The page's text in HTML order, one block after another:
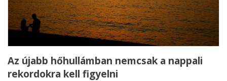
Az újabb hőhullámban nemcsak a nappali
rekordokra kell figyelni